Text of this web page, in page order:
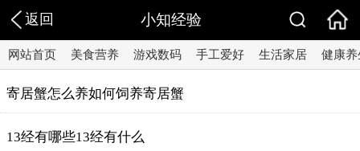
返回 小知经验
网站首页 美食营养 游戏数码 手工爱好 生活家居 健康养
寄居蟹怎么养如何饲养寄居蟹
13经有哪些13经有什么